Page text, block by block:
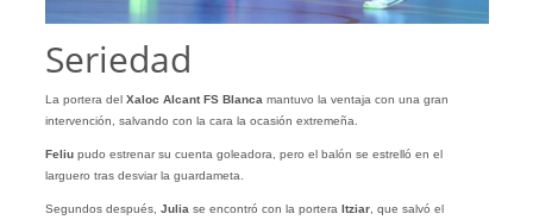
Seriedad
La portera del Xaloc Alcant FS Blanca mantuvo la ventaja con una gran
intervención, salvando con la cara la ocasión extremeña.
Feliupudo estrenar su cuenta goleadora, pero el balón se estrelló en el
larguero tras desviar la guardameta.
Segundos después, Julia se encontró con la portera Itziar, que salvó el